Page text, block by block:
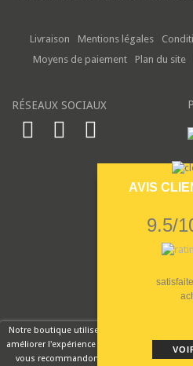
Notre boutique utilise des cookies pour
améliorer l'expérience utilisateur et nous
vous recommandons d'accepter leur
Livraison Mentions légales
Moyens de paiement
Plan du site
RÉSEAUX SOCIAUX
AVIS
9.5/